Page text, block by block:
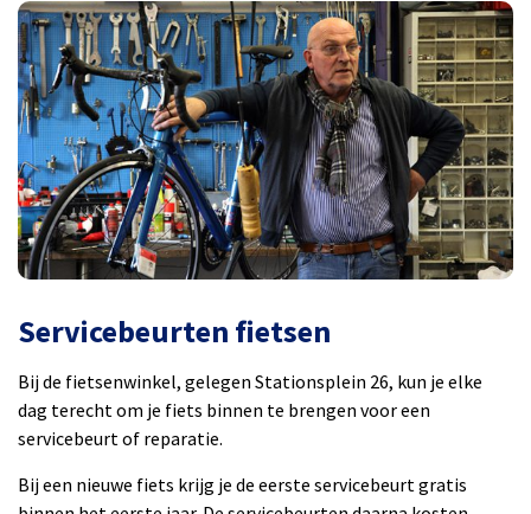
Servicebeurten fietsen
Bij de fietsenwinkel, gelegen Stationsplein 26, kun je elke
dag terecht om je fiets binnen te brengen voor een
servicebeurt of reparatie.
Bij een nieuwe fiets krijg je de eerste servicebeurt gratis